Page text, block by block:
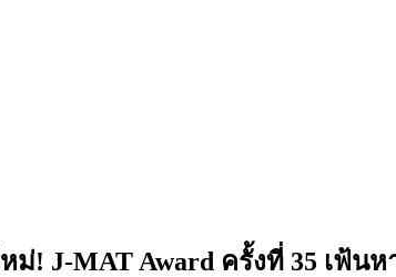
J-MAT Award ครั้งที่ 35 เฟ้นห